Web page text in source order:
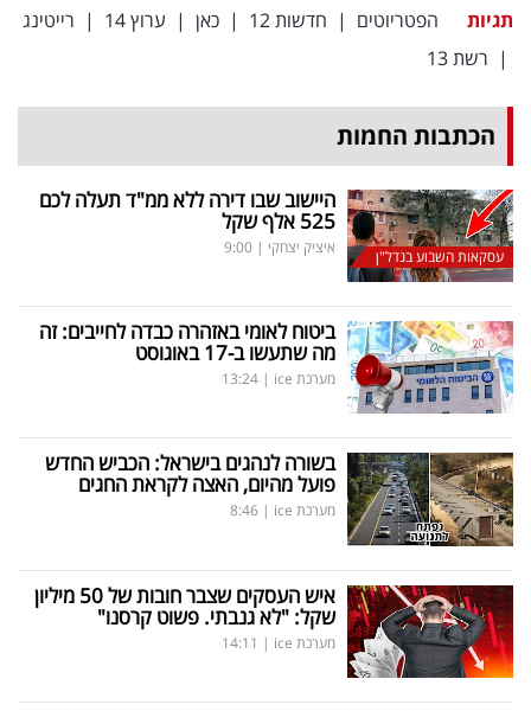
תגיות הפטריוטים | חדשות 12 | כאן | ערוץ 14 | רייטינג
| רשת 13
הכתבות החמות
עסקאות השבוע בנדל"ן
היישוב שבו דירה ללא ממ"ד תעלה לכם
525 אלף שקל
איציק יצחקי |
9:00
ביטוח לאומי באזהרה כבדה לחייבים: זה
מה שתעשו ב-17 באוגוסט
מערכת ice |
13:24
בשורה לנהגים בישראל: הכביש החדש
פועל מהיום, האצה לקראת החגים
מערכת ice |
8:46
איש העסקים שצבר חובות של 50 מיליון
שקל: "לא גנבתי. פשוט קרסנו"
מערכת ice |
14:11